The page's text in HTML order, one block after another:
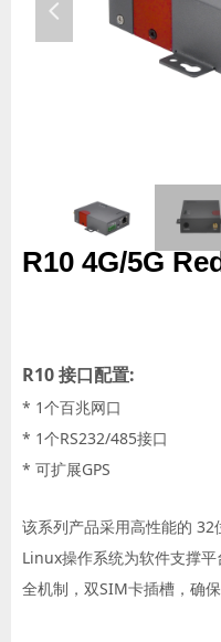
넳
R10 4G/5G
R10 接口配置:
* 1个百兆网口
* 1个RS232/485接口
* 可扩展GPS
该系列产品采用高性能的
Linux操作系统为软件支撑
全机制，双SIM卡插槽，确